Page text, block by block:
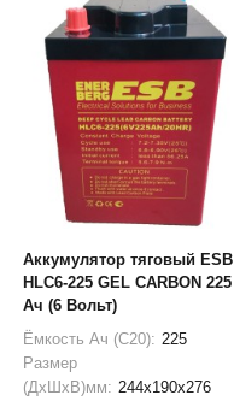
Аккумулятор тяговый ESB
HLC6-225 GEL CARBON 225
Ач (6 Вольт)
Ёмкость Ач (С20): 225
Размер
(ДхШхВ)мм: 244x190x276